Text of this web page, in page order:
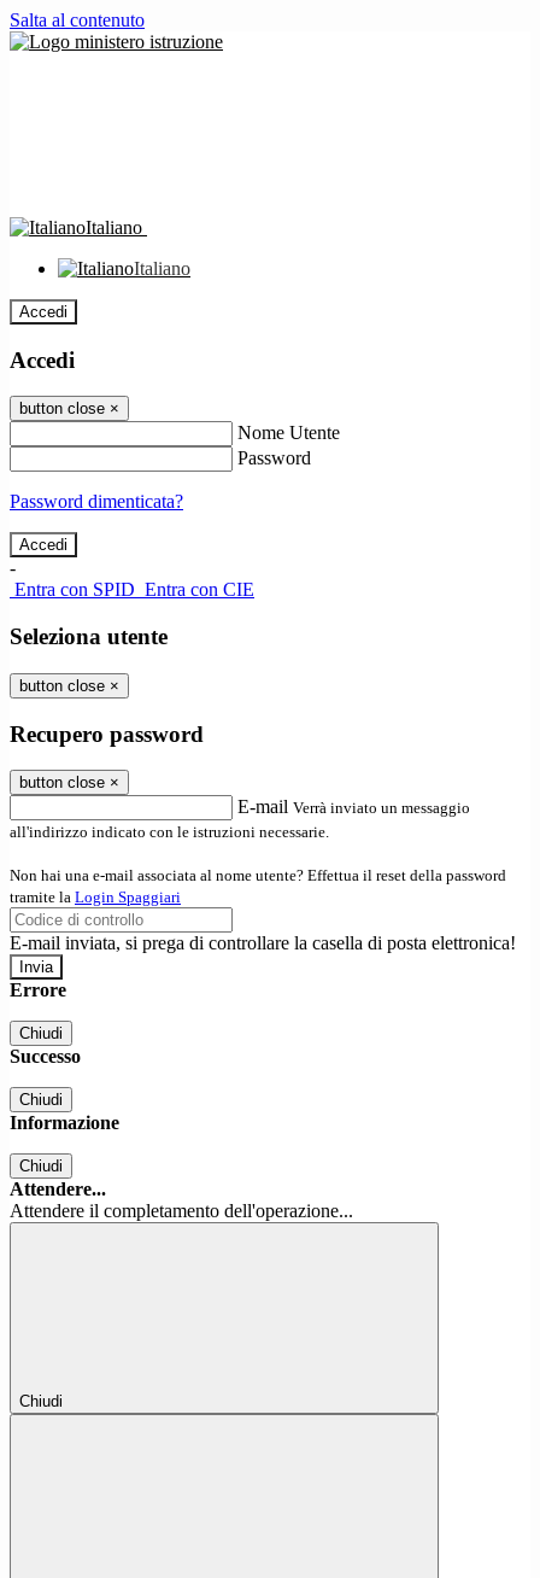
Salta al contenuto
Italiano
Italiano
Accedi
Accedi
button close ×
Nome Utente
Password
Password dimenticata?
-
Entra con SPID Entra con CIE
Seleziona utente
button close ×
Recupero password
button close ×
E-mail Verrà inviato un messaggio
all'indirizzo indicato con le istruzioni necessarie.
Non hai una e-mail associata al nome utente? Effettua il reset della password
tramite la Login Spaggiari
E-mail inviata, si prega di controllare la casella di posta elettronica!
Errore
Chiudi
Successo
Chiudi
Informazione
Chiudi
Attendere...
Attendere il completamento dell'operazione...
Chiudi